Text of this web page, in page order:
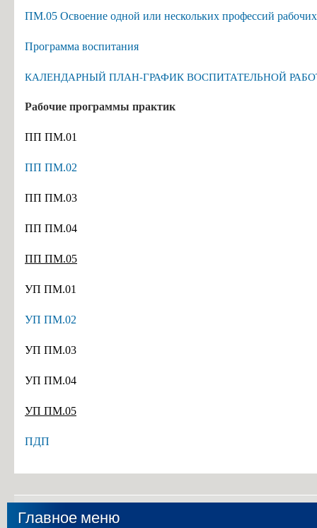
ПМ.05 Освоение одной или нескольких профессий
Программа воспитания
КАЛЕНДАРНЫЙ ПЛАН-ГРАФИК ВОСПИТАТЕЛЬНОЙ
Рабочие программы практик
ПП ПМ.01
ПП ПМ.02
ПП ПМ.03
ПП ПМ.04
ПП ПМ.05
УП ПМ.01
УП ПМ.02
УП ПМ.03
УП ПМ.04
УП ПМ.05
ПДП
Главное меню